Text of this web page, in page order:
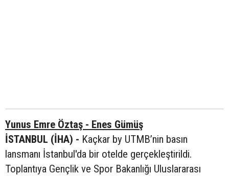
Yunus Emre Öztaş - Enes Gümüş
İSTANBUL (İHA) - Kaçkar by UTMB’nin basın
lansmanı İstanbul'da bir otelde gerçekleştirildi.
Toplantıya Gençlik ve Spor Bakanlığı Uluslararası